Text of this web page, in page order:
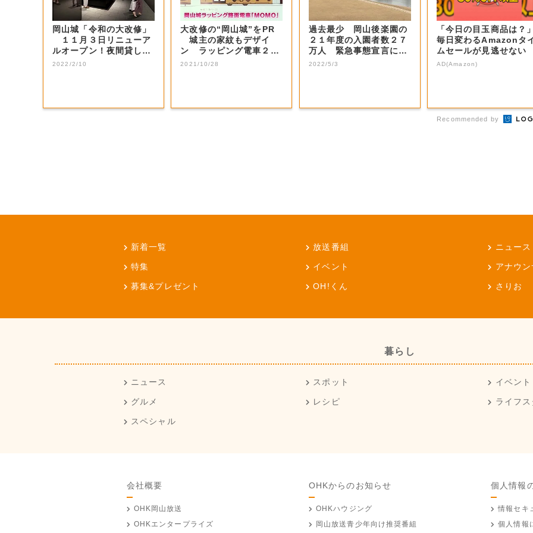
岡山城「令和の大改修」
１１月３日リニューア
ルオープン！夜間貸し出
しも【岡山・岡...
2022/2/10
大改修の“岡山城”をPR
城主の家紋もデザイ
ン ラッピング電車２９
日登場【岡山・...
2021/10/28
過去最少 岡山後楽園の
２１年度の入園者数２７
万人 緊急事態宣言に伴
う休園で…【岡...
2022/5/3
「今日の目玉商品は？
毎日変わるAmazonタ
ムセールが見逃せない
AD(Amazon)
Recommended by
新着一覧 放送番組 ニュース
特集 イベント アナウ
募集&プレゼント OH!くん さりお
暮らし
ニュース スポット イベント
グルメ レシピ ライフ
スペシャル
会社概要
OHK岡山放送
OHKエンタープライズ
OHKからのお知らせ
OHKハウジング
岡山放送青少年向け推奨番組
個人情報
情報セキ
個人情報